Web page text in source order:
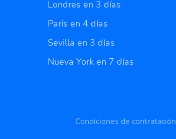
Londres en 3 días
París en 4 días
Sevilla en 3 días
Nueva York en 7 días
PrivacidadCondiciones de contratación